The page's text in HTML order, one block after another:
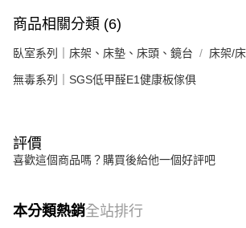
商品相關分類 (6)
臥室系列｜床架、床墊、床頭、鏡台 床架/
無毒系列｜SGS低甲醛E1健康板傢俱
評價
喜歡這個商品嗎？購買後給他一個好評吧
本分類熱銷全站排行